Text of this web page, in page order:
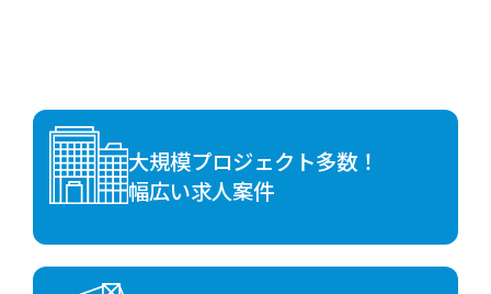
大規模プロジェクト多数！
幅広い求人案件